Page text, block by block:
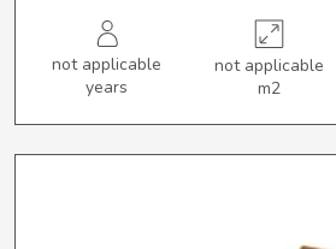
not applicable
years
not applicable
m2